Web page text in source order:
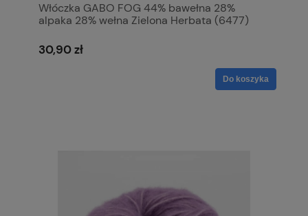
Włóczka GABO FOG 44% bawełna 28%
alpaka 28% wełna Zielona Herbata (6477)
30,90 zł
Do koszyka